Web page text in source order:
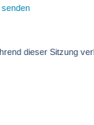
dieser Sitzung